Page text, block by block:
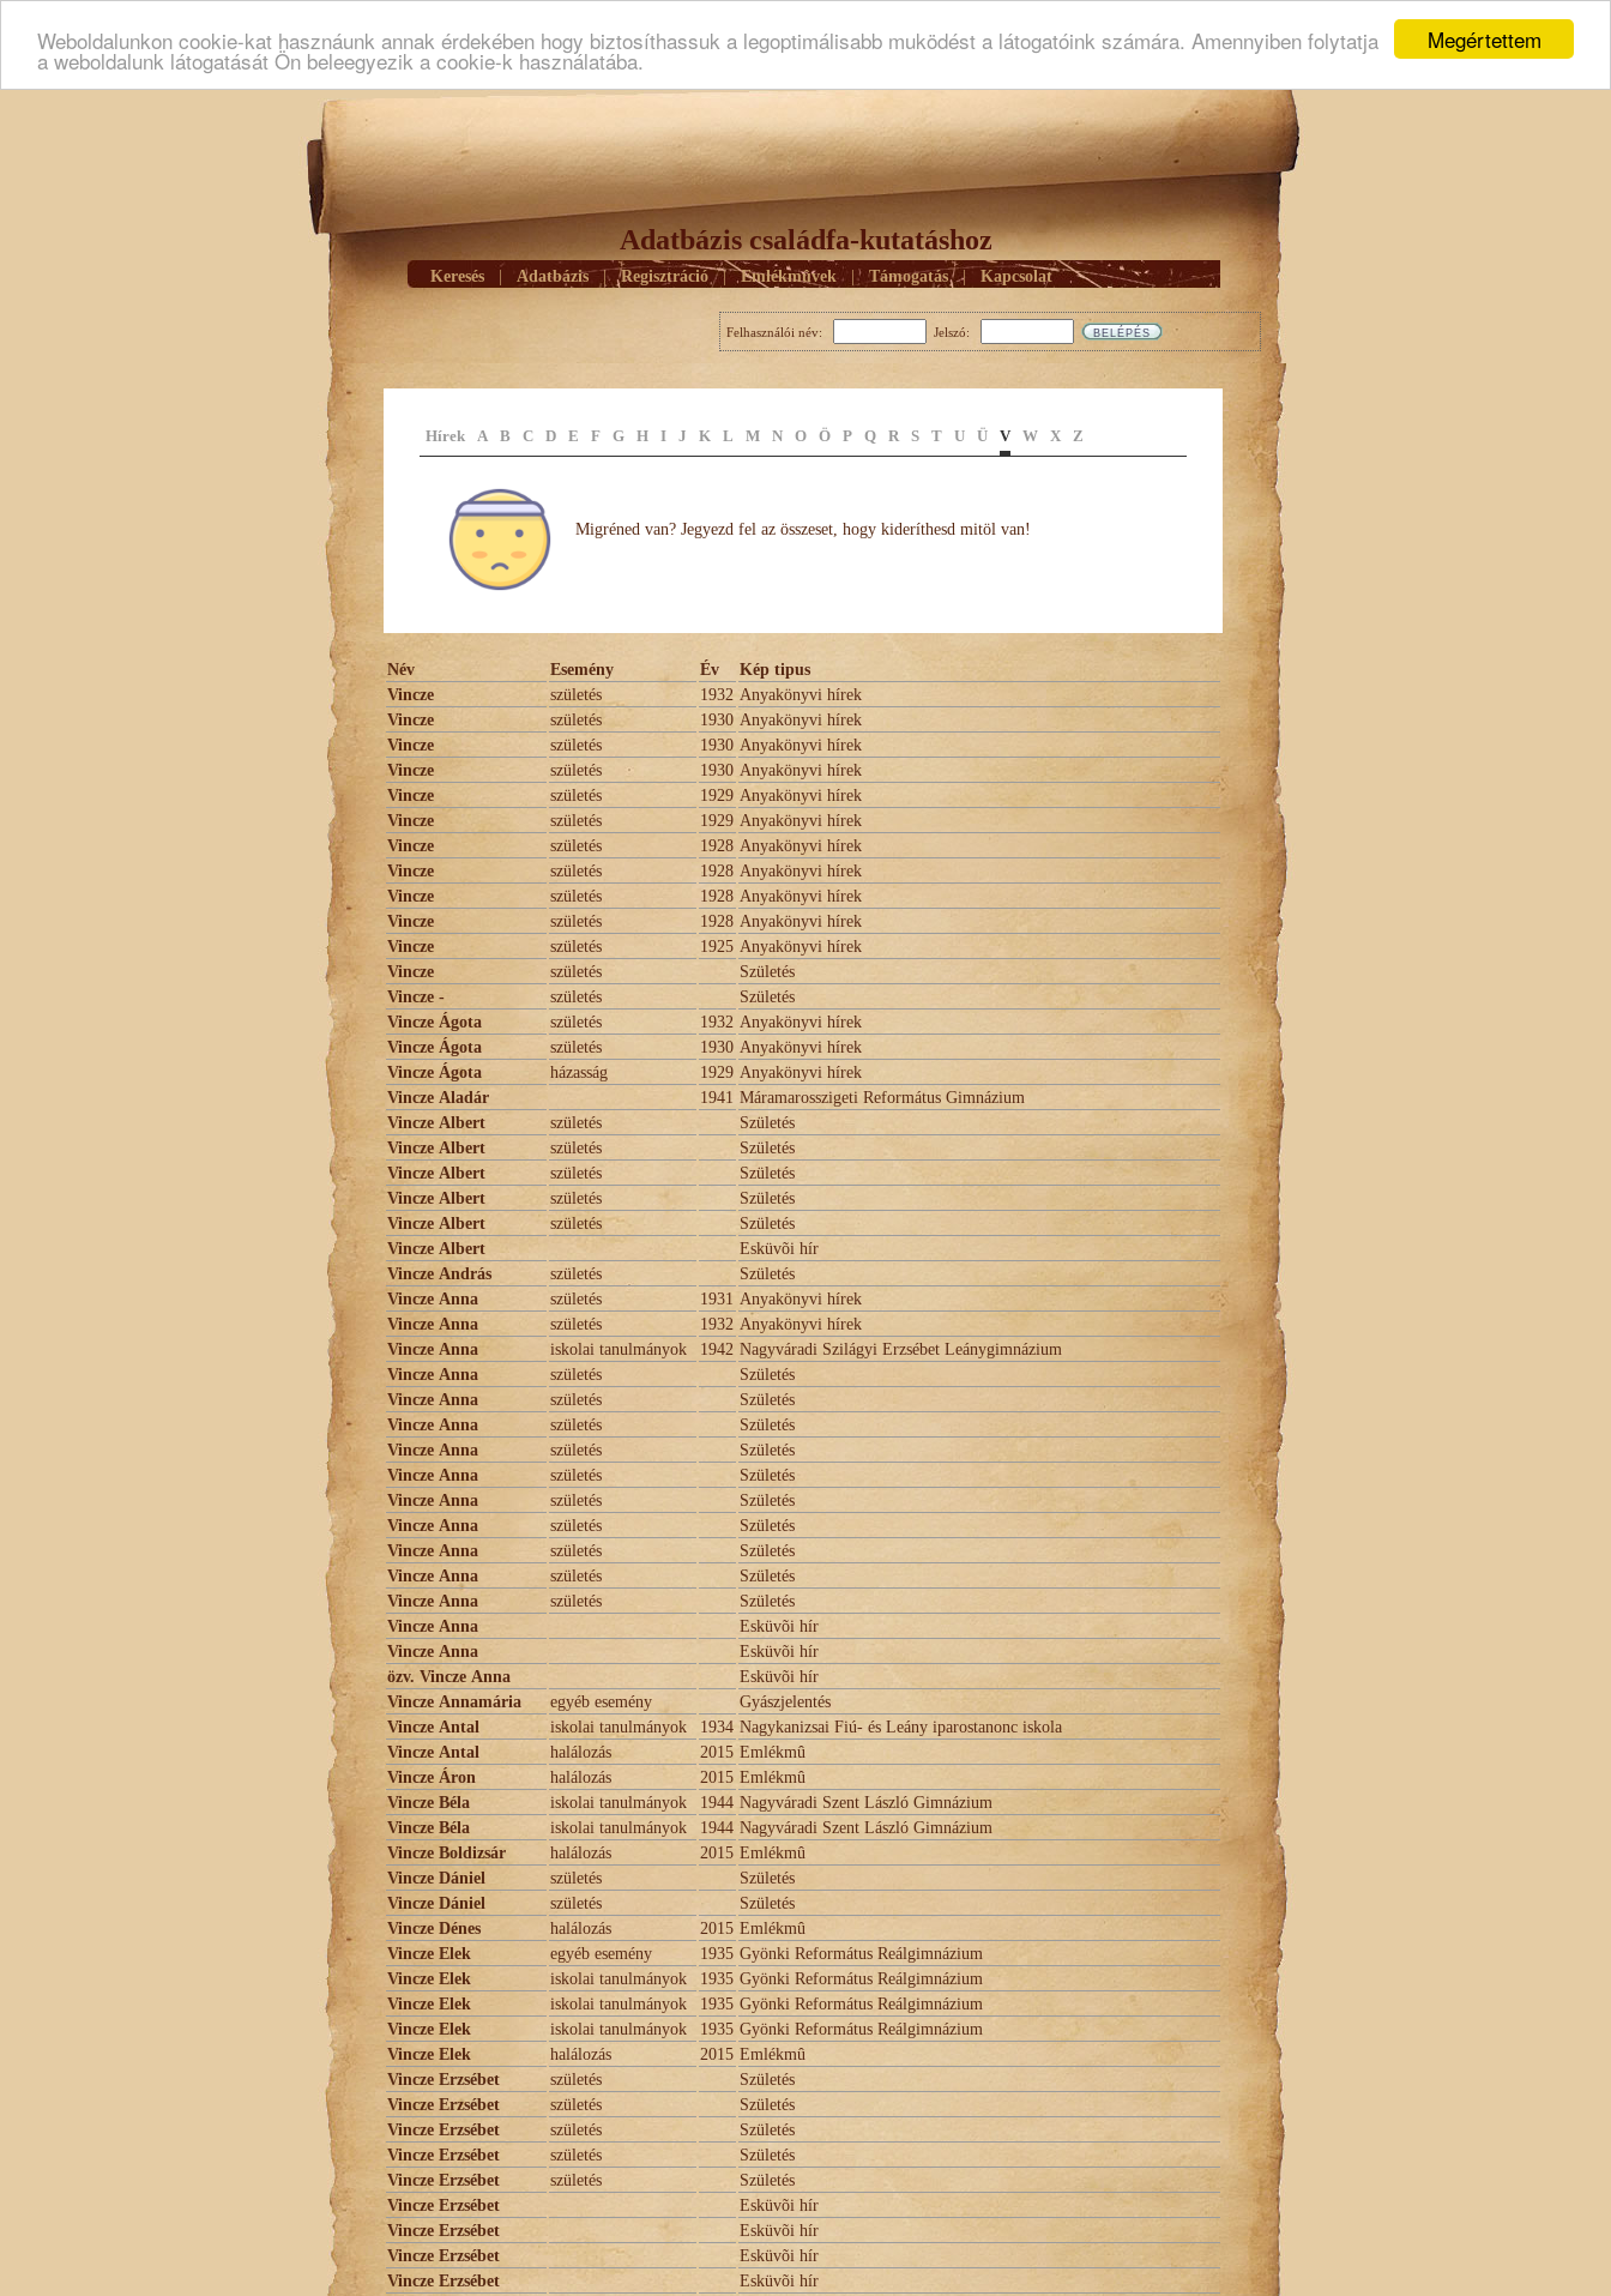
Megértettem
Weboldalunkon cookie-kat hasznáunk annak érdekében hogy biztosíthassuk a legoptimálisabb muködést a látogatóink számára. Amennyiben folytatja
a weboldalunk látogatását Ön beleegyezik a cookie-k használatába.
Adatbázis családfa-kutatáshoz
Keresés Adatbázis | Regisztráció | Emlékmûvek | Támogatás | Kapcsolat
Felhasználói név: Jelszó:
Hírek A B C D E F G H I J K L M N O Ö P Q R S T U Ü V W X Z
Migréned van? Jegyezd fel az összeset, hogy kideríthesd mitöl van!
Név Esemény Év
Kép tipus
Vincze
születés 1932 Anyakönyvi hírek
Vincze
születés 1930 Anyakönyvi hírek
Vincze
születés 1930 Anyakönyvi hírek
Vincze
születés 1930 Anyakönyvi hírek
Vincze
születés 1929 Anyakönyvi hírek
Vincze
születés 1929 Anyakönyvi hírek
Vincze
születés 1928 Anyakönyvi hírek
Vincze
születés 1928 Anyakönyvi hírek
Vincze
születés 1928 Anyakönyvi hírek
Vincze
születés 1928 Anyakönyvi hírek
Vincze
születés 1925 Anyakönyvi hírek
Vincze
születés
Születés
Vincze -
születés
Születés
Vincze Ágota
születés 1932 Anyakönyvi hírek
Vincze Ágota
születés 1930 Anyakönyvi hírek
Vincze Ágota
házasság 1929 Anyakönyvi hírek
Vincze Aladár
1941 Máramarosszigeti Református Gimnázium
Vincze Albert
születés
Születés
Vincze Albert
születés
Születés
Vincze Albert
születés
Születés
Vincze Albert
születés
Születés
Vincze Albert
születés
Születés
Vincze Albert
Esküvõi hír
Vincze András
születés
Születés
Vincze Anna
születés 1931 Anyakönyvi hírek
Vincze Anna
születés 1932 Anyakönyvi hírek
Vincze Anna
iskolai tanulmányok 1942 Nagyváradi Szilágyi Erzsébet Leánygimnázium
Vincze Anna
születés
Születés
Vincze Anna
születés
Születés
Vincze Anna
születés
Születés
Vincze Anna
születés
Születés
Vincze Anna
születés
Születés
Vincze Anna
születés
Születés
Vincze Anna
születés
Születés
Vincze Anna
születés
Születés
Vincze Anna
születés
Születés
Vincze Anna
születés
Születés
Vincze Anna
Esküvõi hír
Vincze Anna
Esküvõi hír
özv. Vincze Anna
Esküvõi hír
Vincze Annamária
egyéb esemény
Gyászjelentés
Vincze Antal
iskolai tanulmányok 1934 Nagykanizsai Fiú- és Leány iparostanonc iskola
Vincze Antal
halálozás 2015 Emlékmû
Vincze Áron
halálozás 2015 Emlékmû
Vincze Béla
iskolai tanulmányok 1944 Nagyváradi Szent László Gimnázium
Vincze Béla
iskolai tanulmányok 1944 Nagyváradi Szent László Gimnázium
Vincze Boldizsár
halálozás 2015 Emlékmû
Vincze Dániel
születés
Születés
Vincze Dániel
születés
Születés
Vincze Dénes
halálozás 2015 Emlékmû
Vincze Elek
egyéb esemény 1935 Gyönki Református Reálgimnázium
Vincze Elek
iskolai tanulmányok 1935 Gyönki Református Reálgimnázium
Vincze Elek
iskolai tanulmányok 1935 Gyönki Református Reálgimnázium
Vincze Elek
iskolai tanulmányok 1935 Gyönki Református Reálgimnázium
Vincze Elek
halálozás 2015 Emlékmû
Vincze Erzsébet
születés
Születés
Vincze Erzsébet
születés
Születés
Vincze Erzsébet
születés
Születés
Vincze Erzsébet
születés
Születés
Vincze Erzsébet
születés
Születés
Vincze Erzsébet
Esküvõi hír
Vincze Erzsébet
Esküvõi hír
Vincze Erzsébet
Esküvõi hír
Vincze Erzsébet
Esküvõi hír